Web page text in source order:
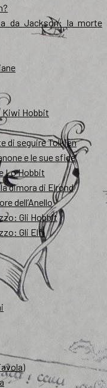
da Jackson: la morte
Kiwi Hobbit
di seguire Tolkien
e le sue sfide
Lo Hobbit
dimora di Elrond
dell’Anello
Gli Hobbit
Gli Elfi